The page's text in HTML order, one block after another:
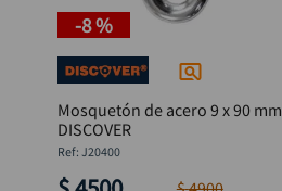
-8 %
Mosquetón de acero 9 x 90 mm
DISCOVER
:J20400